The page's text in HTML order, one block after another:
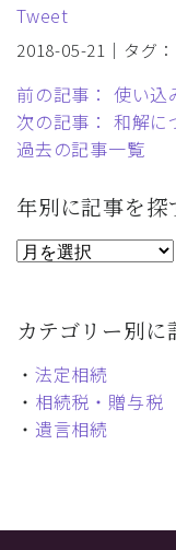
Tweet
2018-05-21｜タグ：
前の記事： 使い
次の記事： 和解に
過去の記事一覧
年別に記事を探
カテゴリー別に
・ 法定相続
・ 相続税・贈与税
・ 遺言相続